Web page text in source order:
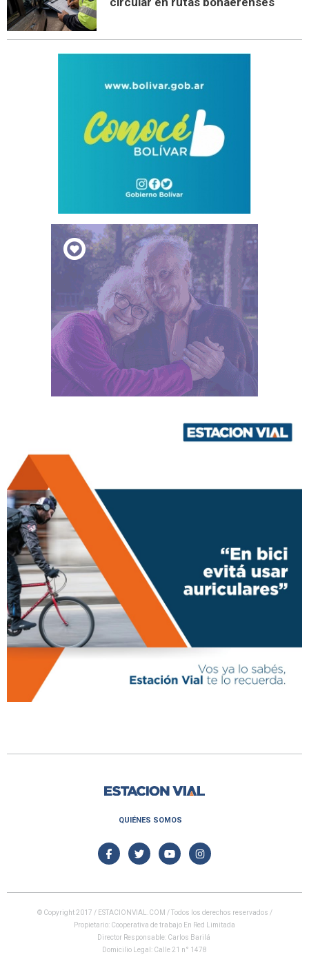
QUIÉNES SOMOS
© Copyright 2017 / ESTACIONVIAL.COM / Todos los derechos reservados /
Propietario: Cooperativa de trabajo En Red Limitada
Director Responsable: Carlos Barilá
Domicilio Legal: Calle 21 n° 1478